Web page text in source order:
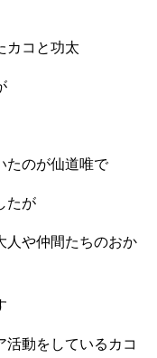
カコと功太
たのが仙道唯で
たが
人や仲間たちのおか
活動をしているカコ